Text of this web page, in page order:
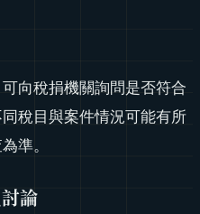
向稅捐機關詢問是否符合
稅目與案件情況可能有所
準。
論